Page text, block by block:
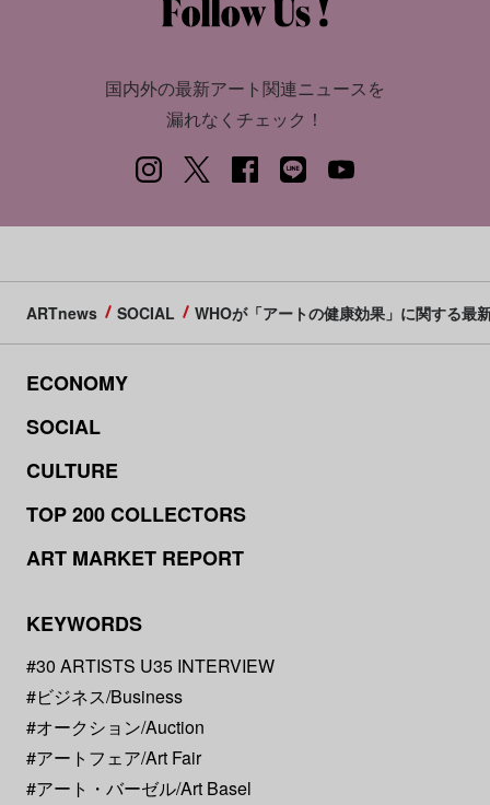
国内外の最新アート関連ニュースを
漏れなくチェック！
ARTnews SOCIAL WHOが「アートの健康効果」に関する最
ECONOMY
SOCIAL
CULTURE
TOP 200 COLLECTORS
ART MARKET REPORT
KEYWORDS
#30 ARTISTS U35 INTERVIEW
#ビジネス/Business
#オークション/Auction
#アートフェア/Art Fair
#アート・バーゼル/Art Basel